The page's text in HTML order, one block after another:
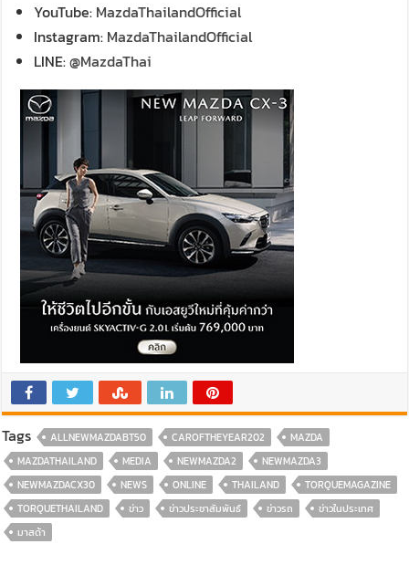
YouTube: MazdaThailandOfficial
Instagram: MazdaThailandOfficial
LINE:@MazdaThai
Tags ALLNEWMAZDABT50 CAROFTHEYEAR202
MAZDA
MAZDATHAILAND
MEDIA NEWMAZDA2
NEWMAZDA3
NEWMAZDACX30
NEWS ONLINE THAILAND
TORQUEMAGAZINE
TORQUETHAILAND
ข่าว ข่าวประชาสัมพันธ์ ข่าวรถ
ข่าวในประเทศ
มาสด้า